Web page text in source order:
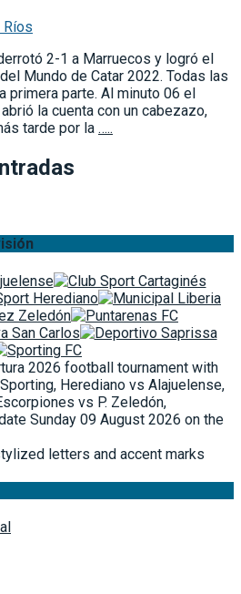
2-1 a Marruecos y logró el
Mundo de Catar 2022. Todas las
primera parte. Al minuto 06 el
la cuenta con un cabezazo,
tarde por la …..